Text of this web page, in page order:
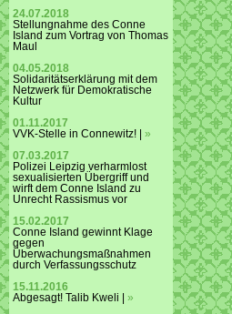
24.07.2018
Stellungnahme des Conne
Island zum Vortrag von Thomas
Maul
04.05.2018
Solidaritätserklärung mit dem
Netzwerk für Demokratische
Kultur
01.11.2017
VVK-Stelle in Connewitz! | »
07.03.2017
Polizei Leipzig verharmlost
sexualisierten Übergriff und
wirft dem Conne Island zu
Unrecht Rassismus vor
15.02.2017
Conne Island gewinnt Klage
gegen
Überwachungsmaßnahmen
durch Verfassungsschutz
15.11.2016
Abgesagt! Talib Kweli | »